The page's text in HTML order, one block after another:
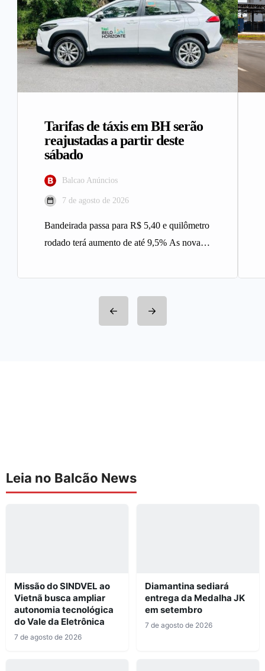
Tarifas de táxis em BH serão
reajustadas a partir deste
sábado
Balcao Anúncios
7 de agosto de 2026
Bandeirada passa para R$ 5,40 e quilômetro
rodado terá aumento de até 9,5% As novas
Leia no Balcão News
Missão do SINDVEL ao
Vietnã busca ampliar
autonomia tecnológica
do Vale da Eletrônica
7 de agosto de 2026
Diamantina sediará
entrega da Medalha JK
em setembro
7 de agosto de 2026